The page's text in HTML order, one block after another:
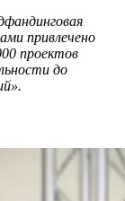
привлечено
проектов
до